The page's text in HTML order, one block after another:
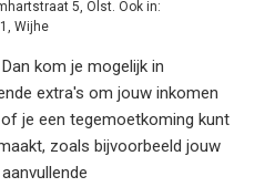
5, Olst. Ook in:
Wijhe
kom je mogelijk in
extra's om jouw inkomen
je een tegemoetkoming kunt
zoals bijvoorbeeld jouw